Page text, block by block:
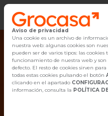
Vender
Buscar
Alquiler
Aviso de privacidad
Una cookie es un archivo de
nuestra web: algunas cookies son
pueden ser de varios tipos: las cookies
funcionamiento de nuestra web y son
defecto. El resto de cookies sirven
todas estas cookies pulsando el botón
clicando en el apartado
información, consulta la POLÍTICA